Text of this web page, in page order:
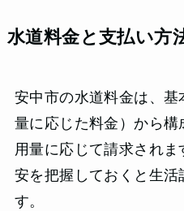
水道料金と支払い方
安中市の水道料金は、基
量に応じた料金）から
用量に応じて請求されま
安を把握しておくと生活
す。